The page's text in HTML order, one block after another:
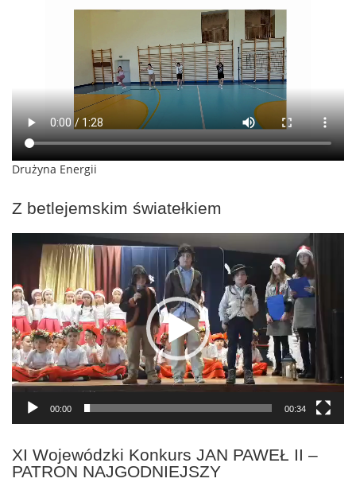
Drużyna Energii
Z betlejemskim światełkiem
Odtwarzacz
00:00 00:34
XI Wojewódzki Konkurs JAN PAWEŁ II –
PATRON NAJGODNIEJSZY